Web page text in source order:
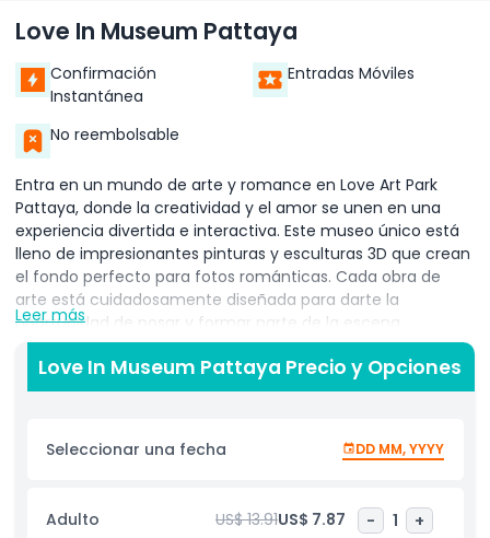
Love In Museum Pattaya
Confirmación
Instantánea
Entradas Móviles
No reembolsable
Entra en un mundo de arte y romance en Love Art Park
Pattaya, donde la creatividad y el amor se unen en una
experiencia divertida e interactiva. Este museo único está
lleno de impresionantes pinturas y esculturas 3D que crean
el fondo perfecto para fotos románticas. Cada obra de
arte está cuidadosamente diseñada para darte la
oportunidad de posar y formar parte de la escena,
haciendo que cada foto sea un recuerdo especial.
Love Art Park Pattaya ofrece un espacio lúdico e
hasta diseños modernos y surrealistas, cada zona tiene
mano a través de exhibiciones coloridas, toma fotos únicas
y crea momentos inolvidables juntos.
Leer más
Love In Museum Pattaya Precio y Opciones
Seleccionar una fecha DD MM, YYYY
Adulto US$ 13.91US$ 7.87 - 1 +